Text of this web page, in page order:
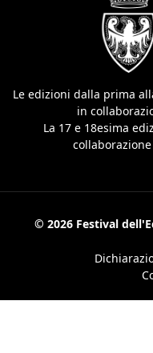
Le edizioni dalla prima
in
La 17 e 18esima
© 2026 Festival